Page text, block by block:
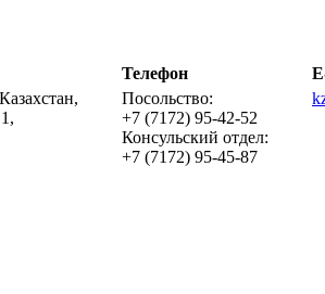
Телефон
Посольство:
+7 (7172) 95-42-52
Консульский отдел:
+7 (7172) 95-45-87